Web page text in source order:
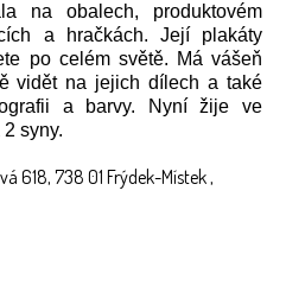
na obalech, produktovém
a hračkách. Její plakáty
po celém světě. Má vášeň
vidět na jejich dílech a také
a barvy. Nyní žije ve
syny.
618, 738 01 Frýdek-Místek ,